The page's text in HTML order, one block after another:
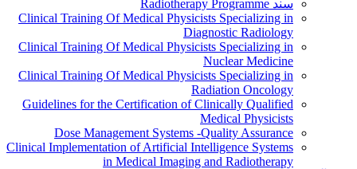
سند Radiotherapy Programme
Clinical Training Of Medical Physicists Specializing in
Diagnostic Radiology
Clinical Training Of Medical Physicists Specializing in
Nuclear Medicine
Clinical Training Of Medical Physicists Specializing in
Radiation Oncology
Guidelines for the Certification of Clinically Qualified
Medical Physicists
Dose Management Systems -Quality Assurance
Clinical Implementation of Artificial Intelligence Systems
in Medical Imaging and Radiotherapy